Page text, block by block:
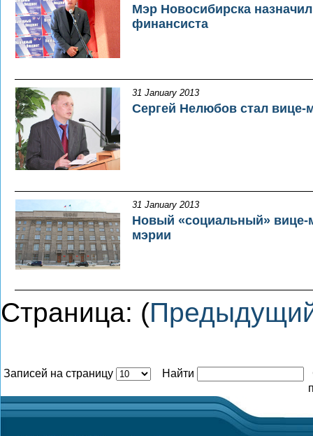
Мэр Новосибирска
финансиста
31 January 2013
Сергей Нелюбов стал вице-
31 January 2013
Новый «социальный» вице-
мэрии
Страница: (
Записей на страницу Найти